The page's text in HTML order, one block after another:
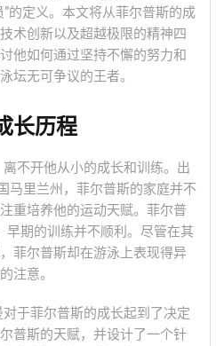
的定义。本文将从菲尔普斯的成
术创新以及超越极限的精神四
他如何通过坚持不懈的努力和
坛无可争议的王者。
长历程
不开他从小的成长和训练。出
马里兰州，菲尔普斯的家庭并不
重培养他的运动天赋。菲尔普
早期的训练并不顺利。尽管在其
菲尔普斯却在游泳上表现得异
注意。
于菲尔普斯的成长起到了决定
普斯的天赋，并设计了一个针